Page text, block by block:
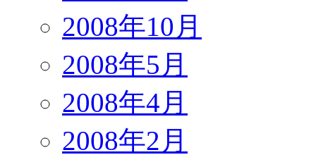
2008年10月
2008年5月
2008年4月
2008年2月